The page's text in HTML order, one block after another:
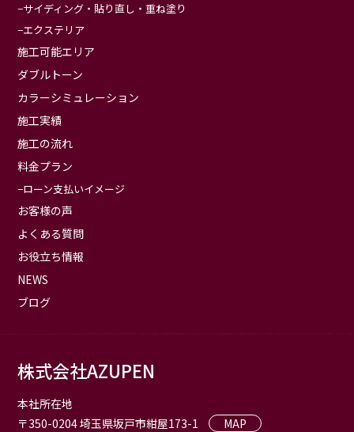
サイディング・貼り直し・重ね塗り
エクステリア
施工可能エリア
ダブルトーン
カラーシミュレーション
施工実績
施工の流れ
料金プラン
ローン支払いイメージ
お客様の声
よくある質問
お役立ち情報
NEWS
ブログ
株式会社AZUPEN
本社所在地
〒350-0204 埼玉県坂戸市紺屋173-1
MAP